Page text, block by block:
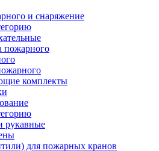
и снаряжение
пожарного
комплекты
рукавные
для пожарных кранов